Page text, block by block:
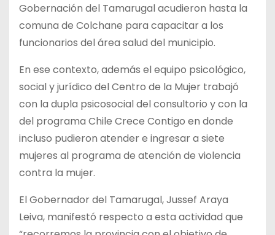
Gobernación del Tamarugal acudieron hasta la
comuna de Colchane para capacitar a los
funcionarios del área salud del municipio.
En ese contexto, además el equipo psicológico,
social y jurídico del Centro de la Mujer trabajó
con la dupla psicosocial del consultorio y con la
del programa Chile Crece Contigo en donde
incluso pudieron atender e ingresar a siete
mujeres al programa de atención de violencia
contra la mujer.
El Gobernador del Tamarugal, Jussef Araya
Leiva, manifestó respecto a esta actividad que